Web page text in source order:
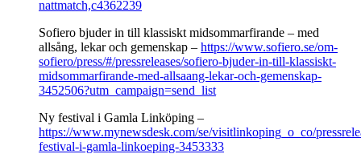
nattmatch,c4362239
Sofiero bjuder in till klassiskt midsommarfirande – med
allsång, lekar och gemenskap – https://www.sofiero.se/om-
sofiero/press/#/pressreleases/sofiero-bjuder-in-till-klassiskt-
midsommarfirande-med-allsaang-lekar-och-gemenskap-
3452506?utm_campaign=send_list
Ny festival i Gamla Linköping –
https://www.mynewsdesk.com/se/visitlinkoping_o_co/
festival-i-gamla-linkoeping-3453333